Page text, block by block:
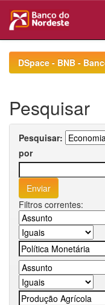
navigationDSpace - BNB -
Pesquisar
Pesquisar:
por
Filtros correntes: